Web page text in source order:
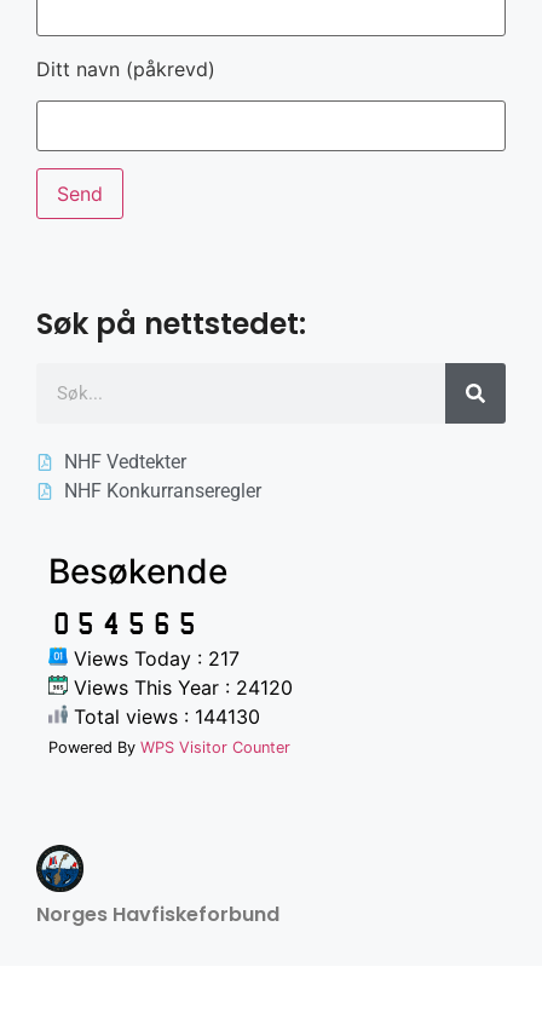
Ditt navn (påkrevd)
Søk på nettstedet:
NHF Vedtekter
NHF Konkurranseregler
Besøkende
Views Today : 217
Views This Year : 24120
Total views : 144130
Powered By WPS Visitor Counter
Norges Havfiskeforbund